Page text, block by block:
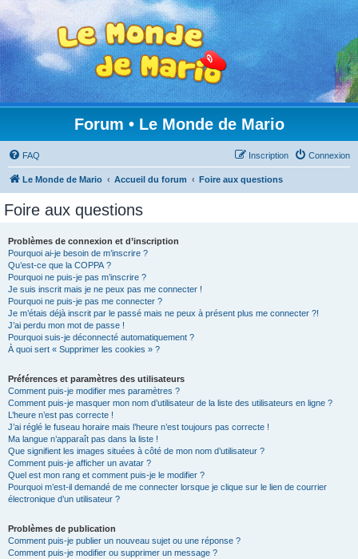
Forum • Le Monde de Mario
FAQ Connexion
Inscription
Le Monde de Mario Accueil du forum Foire aux questions
Foire aux questions
Problèmes de connexion et d’inscription
Pourquoi ai-je besoin de m’inscrire ?
Qu’est-ce que la COPPA ?
Pourquoi ne puis-je pas m’inscrire ?
Je suis inscrit mais je ne peux pas me connecter !
Pourquoi ne puis-je pas me connecter ?
Je m’étais déjà inscrit par le passé mais ne peux à présent plus me connecter ?!
J’ai perdu mon mot de passe !
Pourquoi suis-je déconnecté automatiquement ?
À quoi sert « Supprimer les cookies » ?
Préférences et paramètres des utilisateurs
Comment puis-je modifier mes paramètres ?
Comment puis-je masquer mon nom d’utilisateur de la liste des utilisateurs en ligne ?
L’heure n’est pas correcte !
J’ai réglé le fuseau horaire mais l’heure n’est toujours pas correcte !
Ma langue n’apparaît pas dans la liste !
Que signifient les images situées à côté de mon nom d’utilisateur ?
Comment puis-je afficher un avatar ?
Quel est mon rang et comment puis-je le modifier ?
Pourquoi m’est-il demandé de me connecter lorsque je clique sur le lien de courrier
électronique d’un utilisateur ?
Problèmes de publication
Comment puis-je publier un nouveau sujet ou une réponse ?
Comment puis-je modifier ou supprimer un message ?